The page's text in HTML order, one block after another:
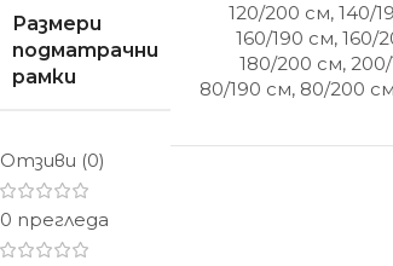
Размери
подматрачни
рамки
120/200 см, 140/
160/190 см, 160/
180/200 см,
80/190 см, 80/200 см
Отзиви (0)
0 прегледа